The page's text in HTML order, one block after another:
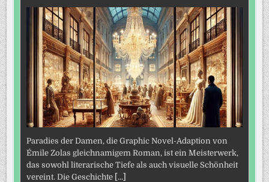
Paradies der Damen, die Graphic Novel-Adaption von
Émile Zolas gleichnamigem Roman, ist ein Meisterwerk,
das sowohl literarische Tiefe als auch visuelle Schönheit
vereint. Die Geschichte [...]